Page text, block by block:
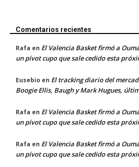
Comentarios recientes
Rafa en El Valencia Basket firmó a
un pívot cupo que sale cedido esta
Eusebio en El tracking diario del
Boogie Ellis, Baugh y Mark Hugues,
Rafa en El Valencia Basket firmó a
un pívot cupo que sale cedido esta
Rafa en El Valencia Basket firmó a
un pívot cupo que sale cedido esta